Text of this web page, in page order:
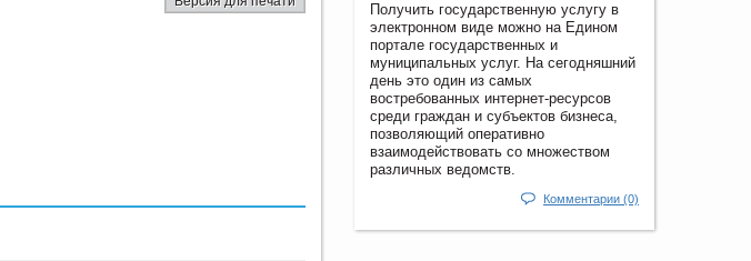
Получить государственную услугу в
электронном виде можно на Едином
портале государственных и
муниципальных услуг. На сегодняшний
день это один из самых
востребованных интернет-ресурсов
среди граждан и субъектов бизнеса,
позволяющий оперативно
взаимодействовать со множеством
различных ведомств.
Комментарии (0)